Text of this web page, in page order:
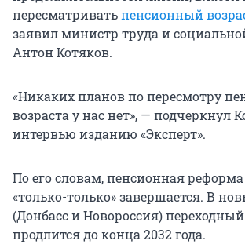
пересматриватьпенсионный
заявил министр труда и
Антон Котяков.
«Никаких планов по пересмотру
возраста у нас нет», — подчеркнул
интервью изданию «Эксперт».
По его словам, пенсионная
«только-только» завершается. В
(Донбасс и Новороссия)
продлится до конца 2032 года.